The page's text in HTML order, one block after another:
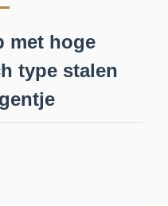
met hoge
type stalen